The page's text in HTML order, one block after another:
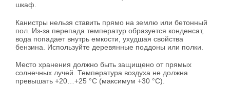
шкаф.
Канистры нельзя ставить прямо на землю или бетонный
пол. Из-за перепада температур образуется конденсат,
вода попадает внутрь емкости, ухудшая свойства
бензина. Используйте деревянные поддоны или полки.
Место хранения должно быть защищено от прямых
солнечных лучей. Температура воздуха не должна
превышать +20…+25 °C (максимум +30 °C).